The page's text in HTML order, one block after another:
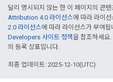
달리 명시되지 않는 한 이 페이지의 콘텐
Attribution 4.0 라이선스에 따라 라이
2.0 라이선스에 따라 라이선스가 부여
Developers 사이트 정책을 참조하세요
의 등록 상표입니다.
최종 업데이트: 2025-12-10(UTC)